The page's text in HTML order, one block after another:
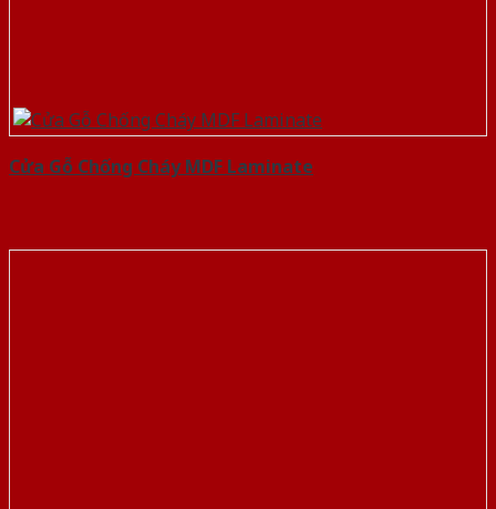
Cửa Gỗ Chống Cháy MDF Laminate